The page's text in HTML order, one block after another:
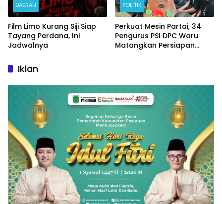
DAERAH
Film Limo Kurang Siji Siap
Tayang Perdana, Ini
Jadwalnya
POLITIK
Perkuat Mesin Partai, 34
Pengurus PSI DPC Waru
Matangkan Persiapan
Iklan